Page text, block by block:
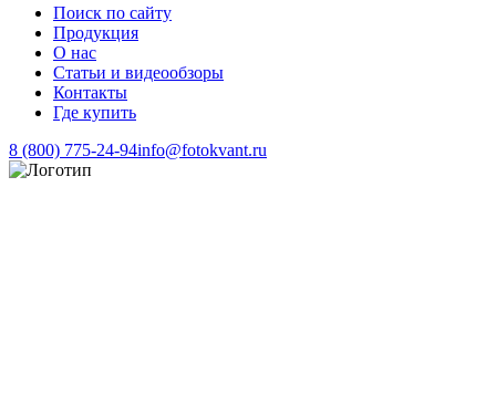
Поиск по сайту
Продукция
О нас
Статьи и видеообзоры
Контакты
Где купить
8 (800) 775-24-94info@fotokvant.ru